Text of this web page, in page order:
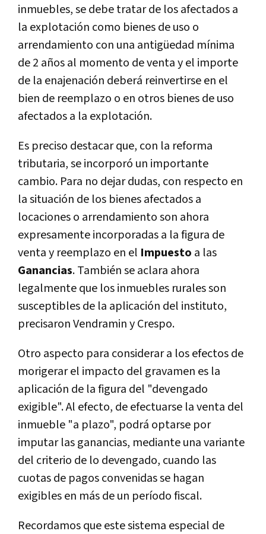
inmuebles, se debe tratar de los afectados a
la explotación como bienes de uso o
arrendamiento con una antigüedad mínima
de 2 años al momento de venta y el importe
de la enajenación deberá reinvertirse en el
bien de reemplazo o en otros bienes de uso
afectados a la explotación.
Es preciso destacar que, con la reforma
tributaria, se incorporó un importante
cambio. Para no dejar dudas, con respecto en
la situación de los bienes afectados a
locaciones o arrendamiento son ahora
expresamente incorporadas a la figura de
venta y reemplazo en el Impuesto a las
Ganancias. También se aclara ahora
legalmente que los inmuebles rurales son
susceptibles de la aplicación del instituto,
precisaron Vendramin y Crespo.
Otro aspecto para considerar a los efectos de
morigerar el impacto del gravamen es la
aplicación de la figura del "devengado
exigible". Al efecto, de efectuarse la venta del
inmueble "a plazo", podrá optarse por
imputar las ganancias, mediante una variante
del criterio de lo devengado, cuando las
cuotas de pagos convenidas se hagan
exigibles en más de un período fiscal.
Recordamos que este sistema especial de